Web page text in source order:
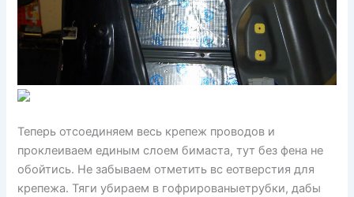
Теперь отсоединяем весь крепеж проводов и
проклеиваем единым слоем бимаста, тут без фена не
обойтись. Не забываем отметить вс еотверстия для
крепежа. Тяги убираем в гофрированыетрубки, дабы